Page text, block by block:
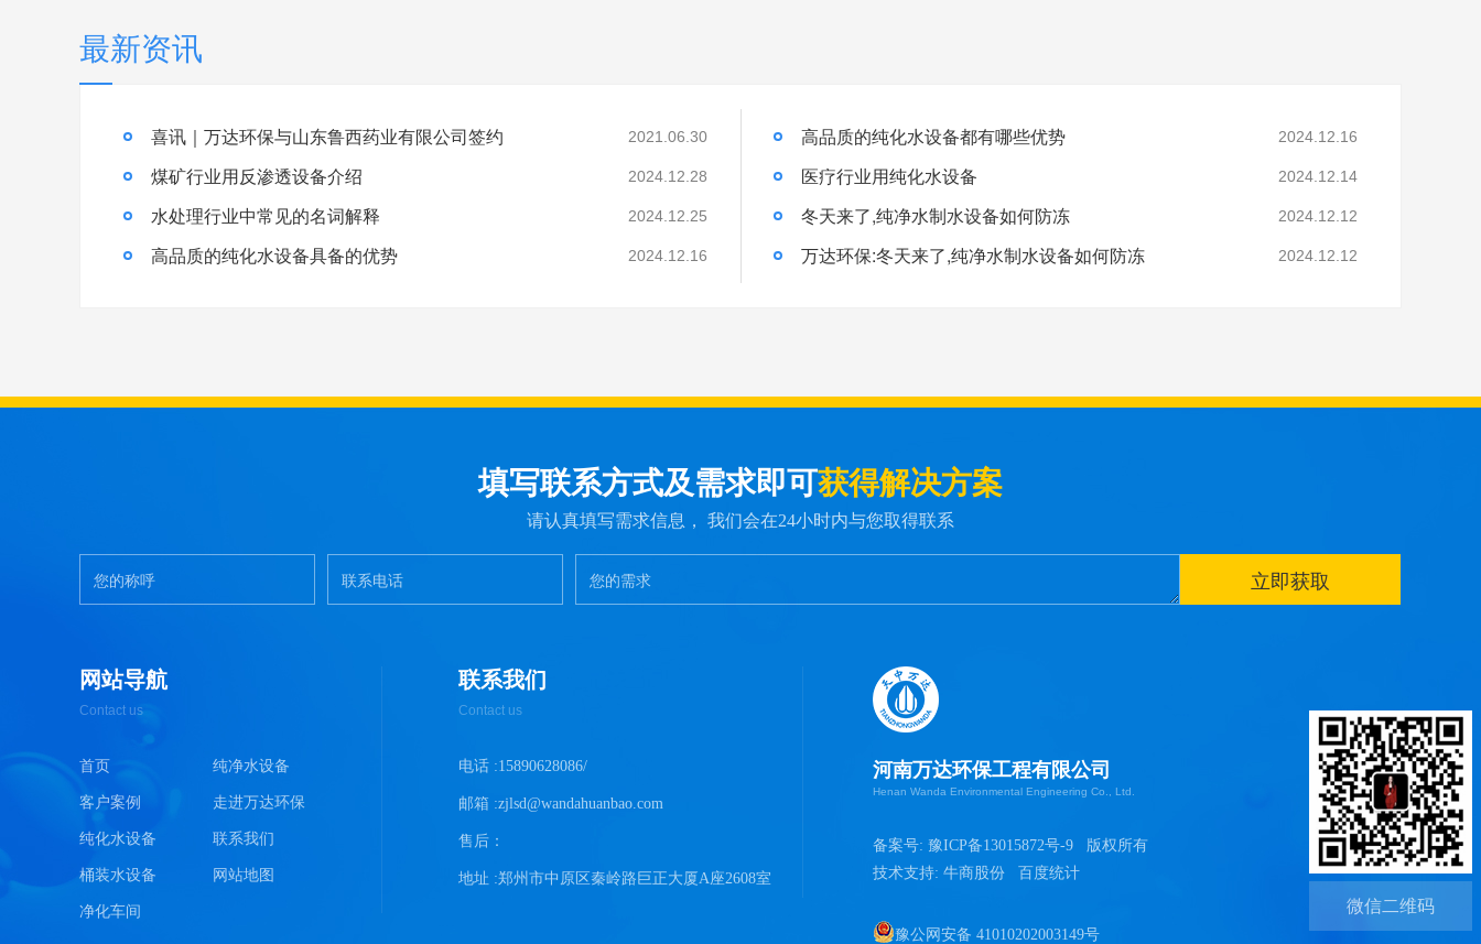
最新资讯
喜讯｜万达环保与山东鲁西药业有限公司签约 2021.06.30
煤矿行业用反渗透设备介绍 2024.12.28
水处理行业中常见的名词解释 2024.12.25
高品质的纯化水设备具备的优势 2024.12.16
高品质的纯化水设备都有哪些优势 2024.12.16
医疗行业用纯化水设备 2024.12.14
冬天来了,纯净水制水设备如何防冻 2024.12.12
万达环保:冬天来了,纯净水制水设备如何防冻 2024.12.12
填写联系方式及需求即可获得解决方案
请认真填写需求信息， 我们会在24小时内与您取得联系
网站导航
Contact us
首页 纯净水设备
客户案例 走进万达环保
纯化水设备 联系我们
桶装水设备 网站地图
净化车间
联系我们
Contact us
电话 :15890628086/
邮箱 :zjlsd@wandahuanbao.com
售后：
地址 :郑州市中原区秦岭路巨正大厦A座2608室
河南万达环保工程有限公司
Henan Wanda Environmental Engineering Co., Ltd.
备案号: 豫ICP备13015872号-9 版权所有
技术支持: 牛商股份 百度统计
豫公网安备 41010202003149号
微信二维码